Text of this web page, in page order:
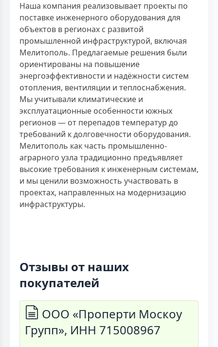
Наша компания реализовывает проекты по
поставке инженерного оборудования для
объектов в регионах с развитой
промышленной инфраструктурой, включая
Мелитополь. Предлагаемые решения были
ориентированы на повышение
энергоэффективности и надёжности систем
отопления, вентиляции и теплоснабжения.
Мы учитывали климатические и
эксплуатационные особенности южных
регионов — от перепадов температур до
требований к долговечности оборудования.
Мелитополь как часть промышленно-
аграрного узла традиционно предъявляет
высокие требования к инженерным системам,
и мы ценили возможность участвовать в
проектах, направленных на модернизацию
инфраструктуры.
Отзывы от наших
покупателей
ООО «Проперти Москоу
Групп», ИНН 715008967